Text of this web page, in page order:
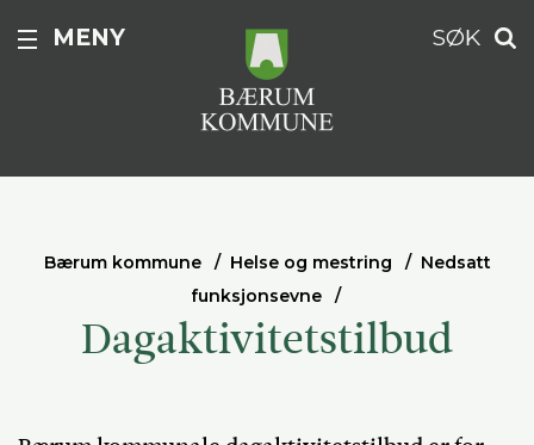
MENY SØK
Bærum kommune Helse og mestring
Nedsatt
funksjonsevne
Dagaktivitetstilbud